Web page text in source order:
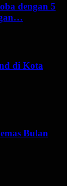
dengan 5
di Kota
Bulan